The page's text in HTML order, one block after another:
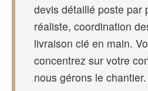
devis détaillé poste par
réaliste, coordination
livraison clé en main.
concentrez sur votre
nous gérons le chantier.